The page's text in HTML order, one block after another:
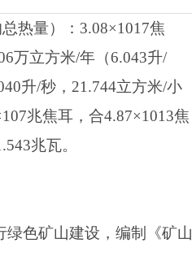
热量）：3.08×1017焦
万立方米/年（6.043升/
升/秒，21.744立方米/小
兆焦耳，合4.87×1013焦
兆瓦。
色矿山建设，编制《矿山